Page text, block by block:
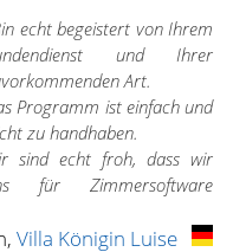
echt begeistert von Ihrem
und Ihrer
Art.
Programm ist einfach und
zu handhaben.
sind echt froh, dass wir
für Zimmersoftware
Villa Königin Luise